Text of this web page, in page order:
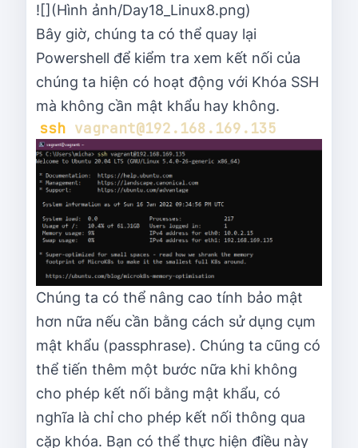
![](Hình ảnh/Day18_Linux8.png)
Bây giờ, chúng ta có thể quay lại
Powershell để kiểm tra xem kết nối của
chúng ta hiện có hoạt động với Khóa SSH
mà không cần mật khẩu hay không.
ssh
Chúng ta có thể nâng cao tính bảo mật
hơn nữa nếu cần bằng cách sử dụng cụm
mật khẩu (passphrase). Chúng ta cũng có
thể tiến thêm một bước nữa khi không
cho phép kết nối bằng mật khẩu, có
nghĩa là chỉ cho phép kết nối thông qua
cặp khóa. Bạn có thể thực hiện điều này